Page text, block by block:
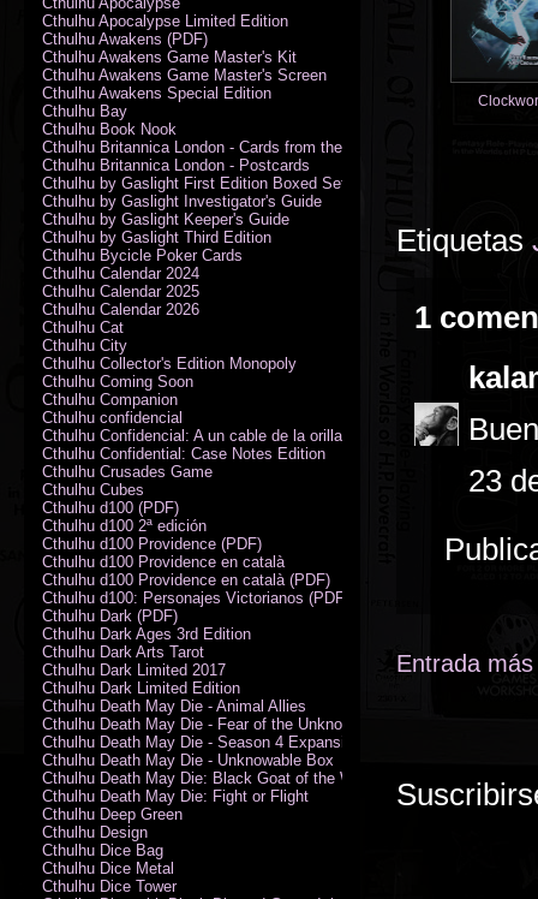
Etiquetas
1
23
Entrada
Cthulhu Apocalypse Limited Edition
Cthulhu Awakens (PDF)
Cthulhu Awakens Game Master's Kit
Cthulhu Awakens Game Master's Screen
Cthulhu Awakens Special Edition
Cthulhu Bay
Cthulhu Book Nook
Cthulhu Britannica London - Cards from the Smoke
Cthulhu Britannica London - Postcards
Cthulhu by Gaslight First Edition Boxed Set
Cthulhu by Gaslight Investigator's Guide
Cthulhu by Gaslight Keeper's Guide
Cthulhu by Gaslight Third Edition
Cthulhu Bycicle Poker Cards
Cthulhu Calendar 2024
Cthulhu Calendar 2025
Cthulhu Calendar 2026
Cthulhu Cat
Cthulhu City
Cthulhu Collector's Edition Monopoly
Cthulhu Coming Soon
Cthulhu Companion
Cthulhu confidencial
Cthulhu Confidencial: A un cable de la orilla (PDF)
Cthulhu Confidential: Case Notes Edition
Cthulhu Crusades Game
Cthulhu Cubes
Cthulhu d100 (PDF)
Cthulhu d100 2ª edición
Cthulhu d100 Providence (PDF)
Cthulhu d100 Providence en català
Cthulhu d100 Providence en català (PDF)
Cthulhu d100: Personajes Victorianos (PDF)
Cthulhu Dark (PDF)
Cthulhu Dark Ages 3rd Edition
Cthulhu Dark Arts Tarot
Cthulhu Dark Limited 2017
Cthulhu Dark Limited Edition
Cthulhu Death May Die - Animal Allies
Cthulhu Death May Die - Fear of the Unknown
Cthulhu Death May Die - Season 4 Expansion
Cthulhu Death May Die - Unknowable Box
Cthulhu Death May Die: Black Goat of the Woods
Cthulhu Death May Die: Fight or Flight
Cthulhu Deep Green
Cthulhu Design
Cthulhu Dice Bag
Cthulhu Dice Metal
Cthulhu Dice Tower